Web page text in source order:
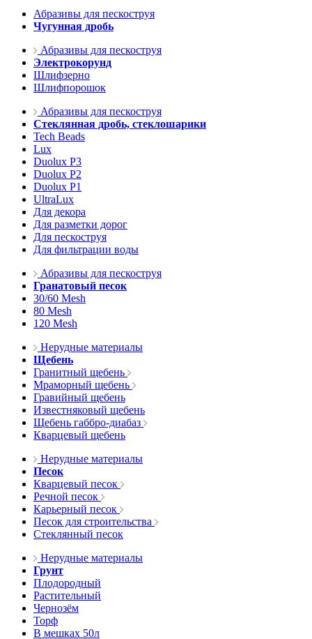
Абразивы для пескоструя
Чугунная дробь
Абразивы для пескоструя
Электрокорунд
Шлифзерно
Шлифпорошок
Абразивы для пескоструя
Стеклянная дробь, стеклошарики
Tech Beads
Lux
Duolux P3
Duolux P2
Duolux P1
UltraLux
Для декора
Для разметки дорог
Для пескоструя
Для фильтрации воды
Абразивы для пескоструя
Гранатовый песок
30/60 Mesh
80 Mesh
120 Mesh
Нерудные материалы
Щебень
Гранитный щебень
Мраморный щебень
Гравийный щебень
Известняковый щебень
Щебень габбро-диабаз
Кварцевый щебень
Нерудные материалы
Песок
Кварцевый песок
Речной песок
Карьерный песок
Песок для строительства
Стеклянный песок
Нерудные материалы
Грунт
Плодородный
Растительный
Чернозём
Торф
В мешках 50л